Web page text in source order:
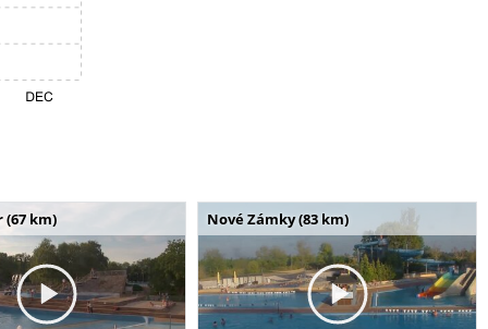
(67 km) Nové Zámky (83 km)